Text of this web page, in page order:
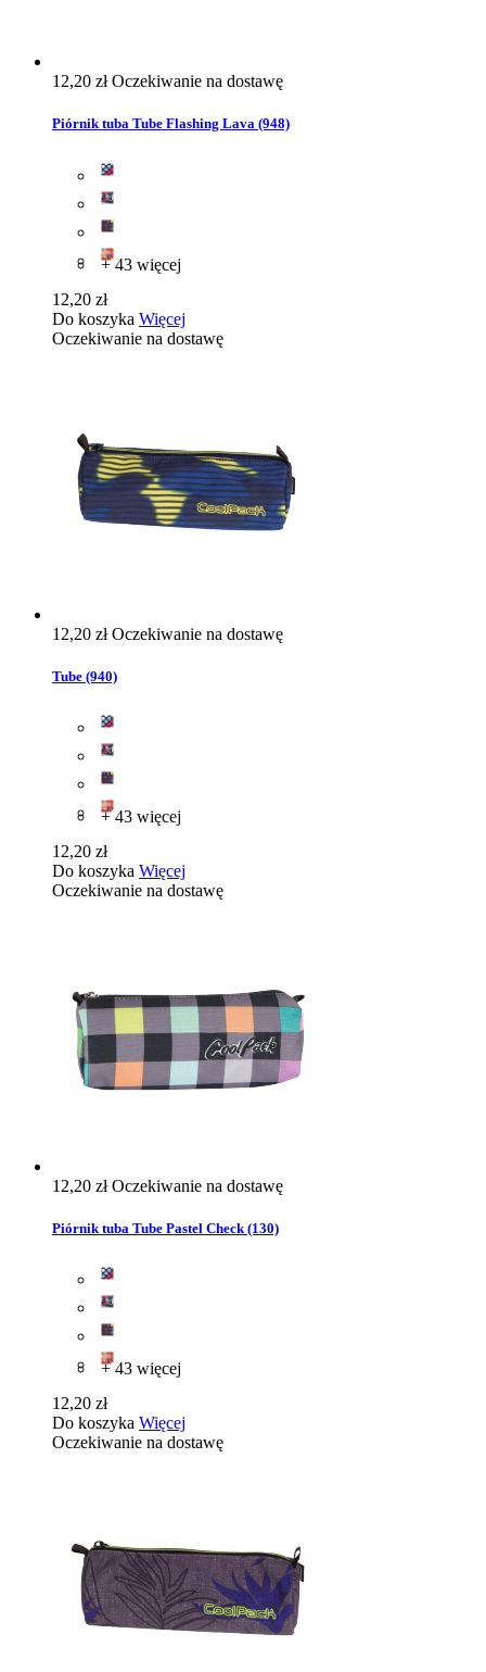
12,20 złOczekiwanie na dostawę
Piórnik tuba Tube Flashing Lava (948)
+ 43 więcej
12,20 zł
Do koszyka Więcej
Oczekiwanie na dostawę
12,20 złOczekiwanie na dostawę
Tube (940)
+ 43 więcej
12,20 zł
Do koszyka Więcej
Oczekiwanie na dostawę
12,20 złOczekiwanie na dostawę
Piórnik tuba Tube Pastel Check (130)
+ 43 więcej
12,20 zł
Do koszyka Więcej
Oczekiwanie na dostawę